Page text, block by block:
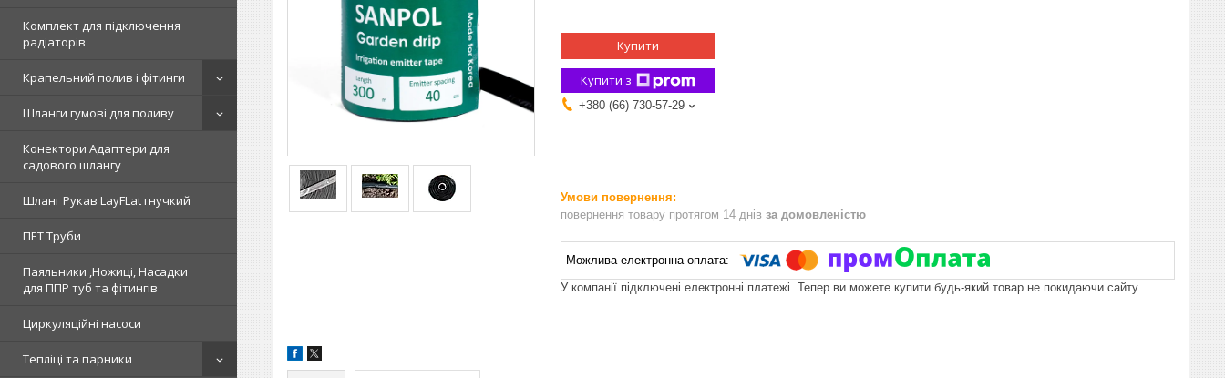
Комплект для підключення
радіаторів
Крапельний полив і фітинги
Шланги гумові для поливу
Конектори Адаптери для
садового шлангу
Шланг Рукав LayFLat гнучкий
ПЕТ Труби
Паяльники ,Ножиці, Насадки
для ППР туб та фітингів
Циркуляційні насоси
Тепліці та парники
Купити
Купити з
+380 (66) 730-57-29
повернення товару протягом 14 днів за домовленістю
У компанії підключені електронні платежі. Тепер ви можете купити будь-який товар не покидаючи сайту.